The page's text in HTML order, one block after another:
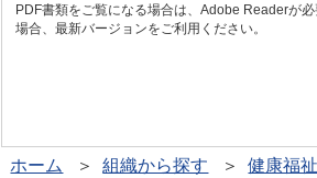
PDF書類をご覧になる場合は、Adobe Readerが
場合、最新バージョンをご利用ください。
ホーム ＞組織から探す ＞健康福